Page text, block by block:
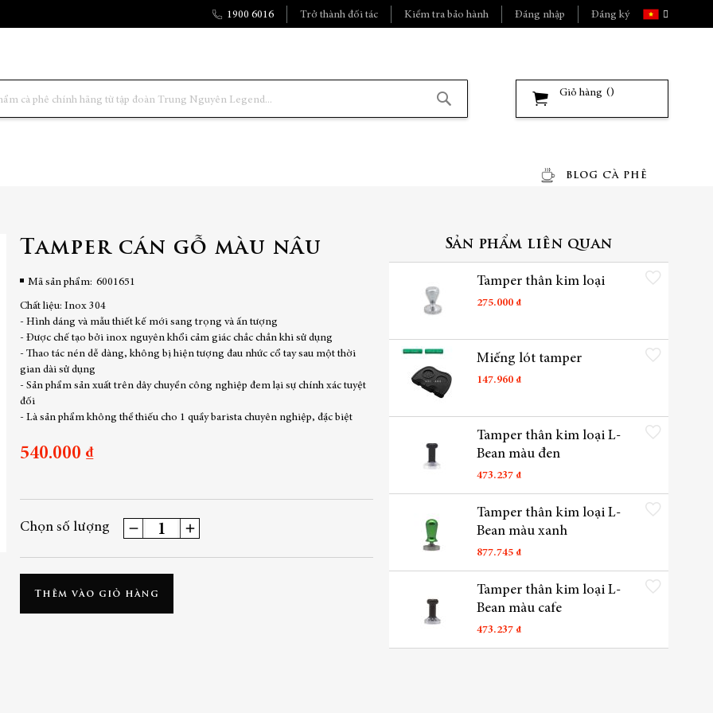
Ngôn
ngữ
Trở thành đối tác Đăng nhập
1900 6016 Kiểm tra bảo hành Đăng ký
Giỏ hàng
BLOG CÀ PHÊ
Tamper cán gỗ màu nâu
Mã sản phẩm 6001651
Chất liệu: Inox 304
- Hình dáng và mẫu thiết kế mới sang trọng và ấn tượng
- Được chế tạo bởi inox nguyên khổi cảm giác chắc chắn khi sử dụng
- Thao tác nén dễ dàng, không bị hiện tượng đau nhức cổ tay sau một thời
gian dài sử dụng
- Sản phẩm sản xuất trên dây chuyền công nghiệp đem lại sự chính xác tuyệt
đối
- Là sản phẩm không thể thiếu cho 1 quầy barista chuyên nghiệp, đặc biệt
540.000 ₫
Chọn số lượng
Thêm vào giỏ hàng
Sản phẩm liên quan
Tamper thân kim loại
275.000 ₫
Thêm vào danh sách yêu
Miếng lót tamper
147.960 ₫
Thêm vào danh sách yêu
Tamper thân kim loại L-
Bean màu đen
473.237 ₫
Thêm vào danh sách yêu
Tamper thân kim loại L-
Bean màu xanh
877.745 ₫
Thêm vào danh sách yêu
Tamper thân kim loại L-
Bean màu cafe
473.237 ₫
Thêm vào danh sách yêu